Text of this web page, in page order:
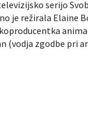
serijo
je režirala Elaine
(vodja zgodbe pri